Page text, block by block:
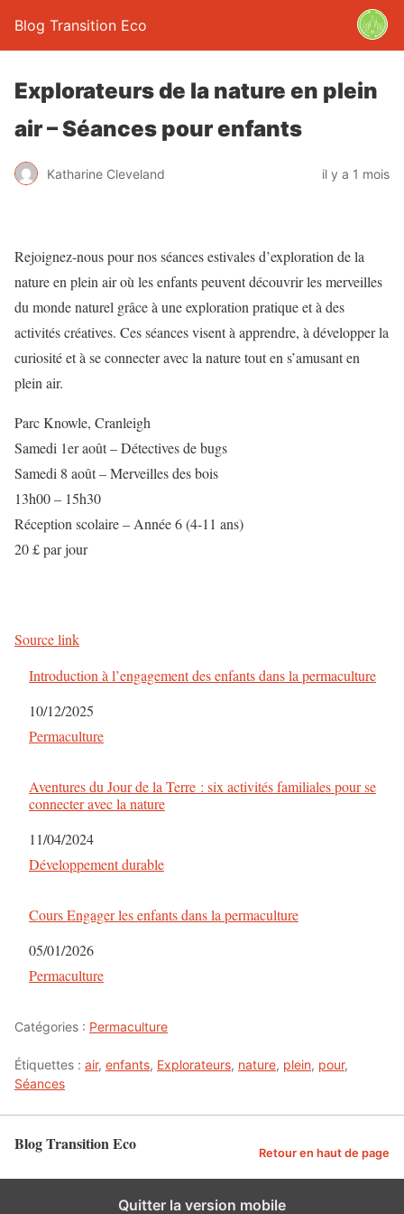
Blog Transition Eco
Explorateurs de la nature en plein
air – Séances pour enfants
Katharine Cleveland il y a 1 mois
Rejoignez-nous pour nos séances estivales d’exploration de la
nature en plein air où les enfants peuvent découvrir les merveilles
du monde naturel grâce à une exploration pratique et à des
activités créatives. Ces séances visent à apprendre, à développer la
curiosité et à se connecter avec la nature tout en s’amusant en
plein air.
Parc Knowle, Cranleigh
Samedi 1er août – Détectives de bugs
Samedi 8 août – Merveilles des bois
13h00 – 15h30
Réception scolaire – Année 6 (4-11 ans)
20 £ par jour
Source link
Introduction à l’engagement des enfants dans la permaculture
Date
10/12/2025
Par rapport à
Permaculture
Aventures du Jour de la Terre : six activités familiales pour se
connecter avec la nature
Date
11/04/2024
Par rapport à
Développement durable
Cours Engager les enfants dans la permaculture
Date
05/01/2026
Par rapport à
Permaculture
Catégories : Permaculture
Étiquettes : air, enfants, Explorateurs, nature, plein, pour,
Séances
Blog Transition Eco Retour en haut de page
Quitter la version mobile